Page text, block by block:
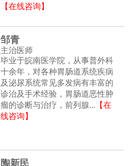
【在线咨询】
邹青
主治医师
毕业于皖南医学院，从事普外科
十余年，对各种胃肠道系统疾病
及泌尿系统常见多发病有丰富的
诊治及手术经验，胃肠道恶性肿
瘤的诊断与治疗，前列腺... 【在
线咨询】
陶新民